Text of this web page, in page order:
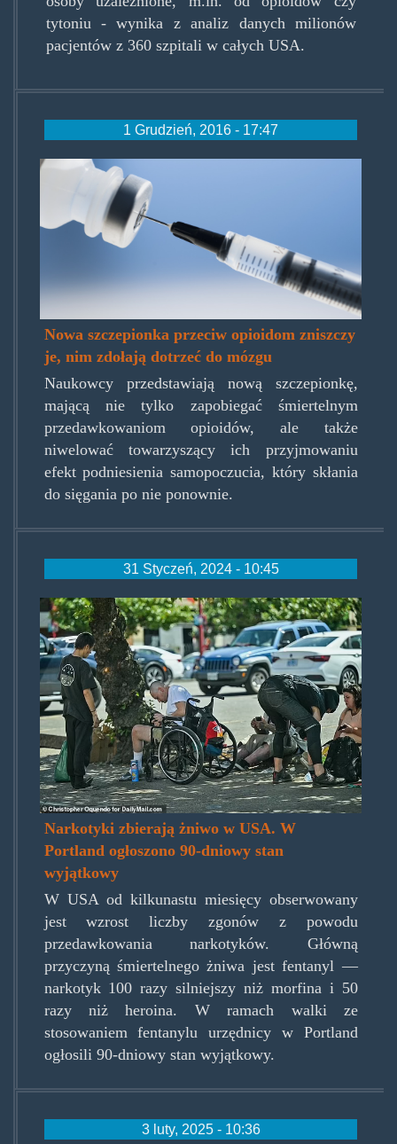
tytoniu - wynika z analiz danych milionów
pacjentów z 360 szpitali w całych USA.
1 Grudzień, 2016 - 17:47
antiopiovaccine.jpg
Nowa szczepionka przeciw opioidom zniszczy
je, nim zdołają dotrzeć do mózgu
Naukowcy przedstawiają nową szczepionkę,
mającą nie tylko zapobiegać śmiertelnym
przedawkowaniom opioidów, ale także
niwelować towarzyszący ich przyjmowaniu
efekt podniesienia samopoczucia, który skłania
do sięgania po nie ponownie.
31 Styczeń, 2024 - 10:45
a-1_1696285038579.jpg
Narkotyki zbierają żniwo w USA. W
Portland ogłoszono 90-dniowy stan
wyjątkowy
W USA od kilkunastu miesięcy obserwowany
jest wzrost liczby zgonów z powodu
przedawkowania narkotyków. Główną
przyczyną śmiertelnego żniwa jest fentanyl —
narkotyk 100 razy silniejszy niż morfina i 50
razy niż heroina. W ramach walki ze
stosowaniem fentanylu urzędnicy w Portland
ogłosili 90-dniowy stan wyjątkowy.
3 luty, 2025 - 10:36